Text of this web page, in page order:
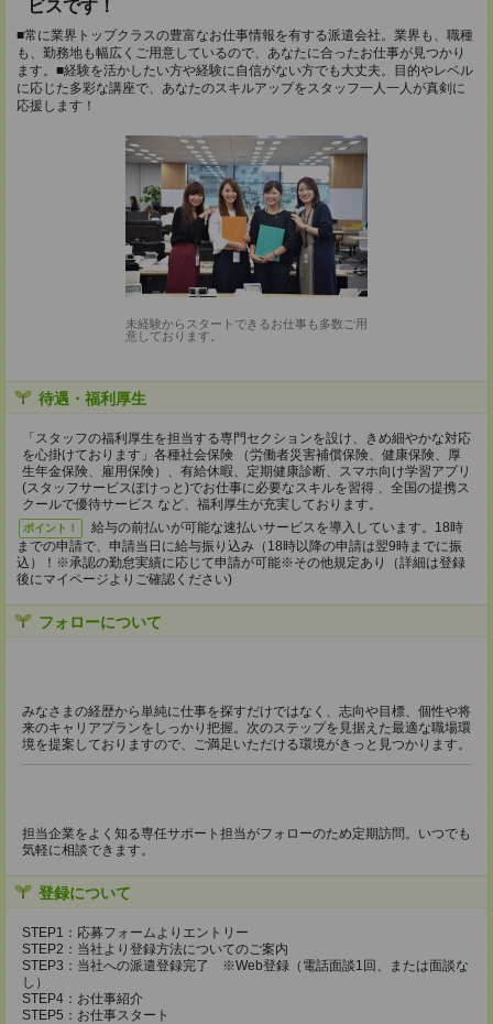
ビスです！
■常に業界トップクラスの豊富なお仕事情報を有する派遣会社。業界も、職種
も、勤務地も幅広くご用意しているので、あなたに合ったお仕事が見つかり
ます。■経験を活かしたい方や経験に自信がない方でも大丈夫。目的やレベル
に応じた多彩な講座で、あなたのスキルアップをスタッフ一人一人が真剣に
応援します！
未経験からスタートできるお仕事も多数ご用
意しております。
待遇・福利厚生
「スタッフの福利厚生を担当する専門セクションを設け、きめ細やかな対応
を心掛けております」各種社会保険 （労働者災害補償保険、健康保険、厚
生年金保険、雇用保険）、有給休暇、定期健康診断、スマホ向け学習アプリ
(スタッフサービスぽけっと)でお仕事に必要なスキルを習得 、全国の提携ス
クールで優待サービス など、福利厚生が充実しております。
ポイント！
給与の前払いが可能な速払いサービスを導入しています。18時
までの申請で、申請当日に給与振り込み（18時以降の申請は翌9時までに振
込）！※承認の勤怠実績に応じて申請が可能※その他規定あり（詳細は登録
後にマイページよりご確認ください)
フォローについて
みなさまの経歴から単純に仕事を探すだけではなく、志向や目標、個性や将
来のキャリアプランをしっかり把握。次のステップを見据えた最適な職場環
境を提案しておりますので、ご満足いただける環境がきっと見つかります。
担当企業をよく知る専任サポート担当がフォローのため定期訪問。いつでも
気軽に相談できます。
登録について
STEP1：応募フォームよりエントリー
STEP2：当社より登録方法についてのご案内
STEP3：当社への派遣登録完了 ※Web登録（電話面談1回、または面談な
し）
STEP4：お仕事紹介
STEP5：お仕事スタート